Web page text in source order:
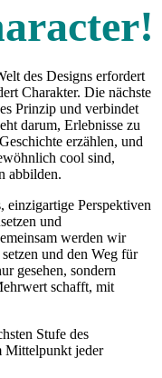
des Designs erfordert
Charakter. Die nächste
Prinzip und verbindet
darum, Erlebnisse zu
erzählen, und
cool sind,
abbilden.
einzigartige Perspektiven
und
werden wir
und den Weg für
gesehen, sondern
schafft, mit
Stufe des
Mittelpunkt jeder